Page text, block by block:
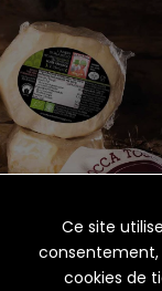
Ce site
consentement,
cookies de